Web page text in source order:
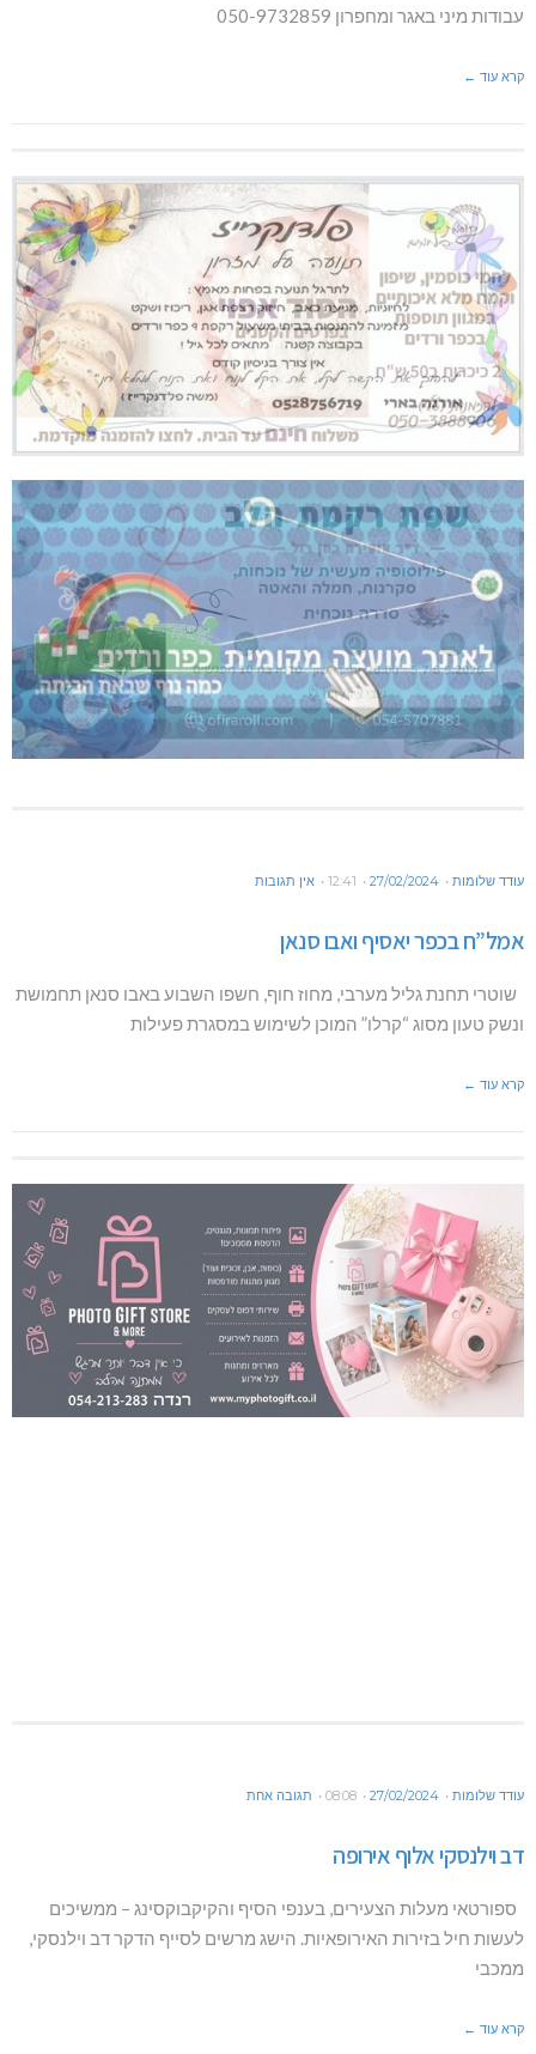
עבודות מיני באגר ומחפרון 050-9732859
קרא עוד ←
עודד שלומות 27/02/2024
12:41 אין תגובות
אמל”ח בכפר יאסיף ואבו סנאן
שוטרי תחנת גליל מערבי, מחוז חוף, חשפו השבוע באבו סנאן תחמושת
ונשק טעון מסוג “קרלו” המוכן לשימוש במסגרת פעילות
קרא עוד ←
עודד שלומות 27/02/2024
08:08 תגובה אחת
דב וילנסקי אלוף אירופה
ספורטאי מעלות הצעירים, בענפי הסיף והקיקבוקסינג – ממשיכים
לעשות חיל בזירות האירופאיות. הישג מרשים לסייף הדקר דב וילנסקי,
ממכבי
קרא עוד ←